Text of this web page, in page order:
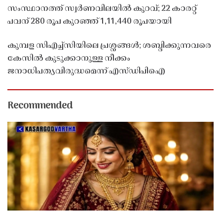
സംസ്ഥാനത്ത് സ്വർണവിലയിൽ കുറവ്; 22 കാരറ്റ്
പവന് 280 രൂപ കുറഞ്ഞ് 1,11,440 രൂപയായി
കുമ്പള സിഎച്ച്സിയിലെ പ്രശ്നങ്ങൾ; ശബ്ദിക്കുന്നവരെ
കേസിൽ കുടുക്കാനുള്ള നീക്കം
ജനാധിപത്യവിരുദ്ധമെന്ന് എസ്ഡിപിഐ
Recommended